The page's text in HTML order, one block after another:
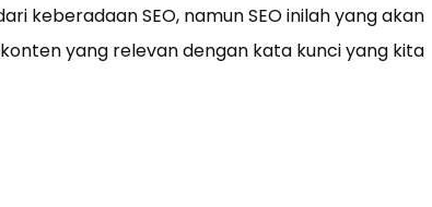
keberadaan SEO, namun SEO inilah yang akan
yang relevan dengan kata kunci yang kita